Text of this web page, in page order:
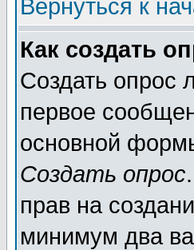
Вернуться к
Как создать
Создать опрос
первое
основной
Создать опрос
прав на
минимум два